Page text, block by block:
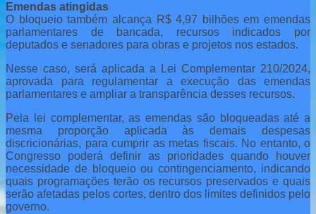
Emendas atingidas
O bloqueio também alcança R$ 4,97 bilhões em emendas
parlamentares de bancada, recursos indicados por
deputados e senadores para obras e projetos nos estados.
Nesse caso, será aplicada a Lei Complementar 210/2024,
aprovada para regulamentar a execução das emendas
parlamentares e ampliar a transparência desses recursos.
Pela lei complementar, as emendas são bloqueadas até a
mesma proporção aplicada às demais despesas
discricionárias, para cumprir as metas fiscais. No entanto, o
Congresso poderá definir as prioridades quando houver
necessidade de bloqueio ou contingenciamento, indicando
quais programações terão os recursos preservados e quais
serão afetadas pelos cortes, dentro dos limites definidos pelo
governo.